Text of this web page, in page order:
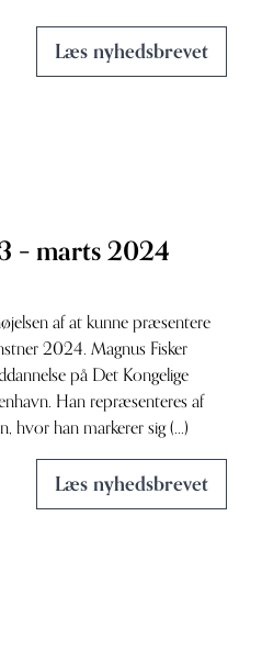
Læs nyhedsbrevet
– marts 2024
af at kunne præsentere
2024. Magnus Fisker
på Det Kongelige
Han repræsenteres af
hvor han markerer sig (...)
Læs nyhedsbrevet